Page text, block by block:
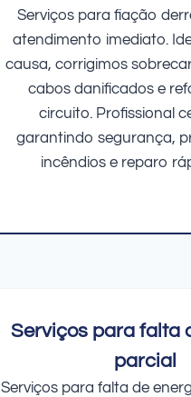
Serviços para fiação
atendimento imediato.
causa, corrigimos
cabos danificados e
circuito. Profissional
garantindo segurança,
incêndios e reparo
Serviços para falta
parcial
Serviços para falta de